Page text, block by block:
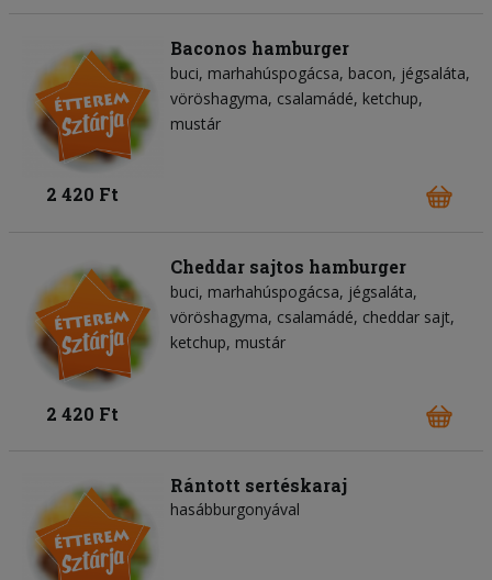
Baconos hamburger
buci marhahúspogácsa bacon jégsaláta
vöröshagyma csalamádé ketchup
mustár
2 420 Ft
Cheddar sajtos hamburger
buci marhahúspogácsa jégsaláta
vöröshagyma csalamádé cheddar sajt
ketchup mustár
2 420 Ft
Rántott sertéskaraj
hasábburgonyával